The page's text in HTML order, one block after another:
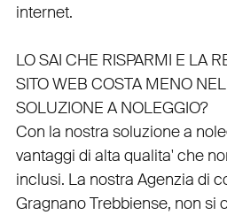
internet.
LO SAI CHE RISPARMI E LA
SITO WEB COSTA MENO
SOLUZIONE A NOLEGGIO?
Con la nostra soluzione a
vantaggi di alta qualita' che
inclusi. La nostra Agenzia di
Gragnano Trebbiense, non si